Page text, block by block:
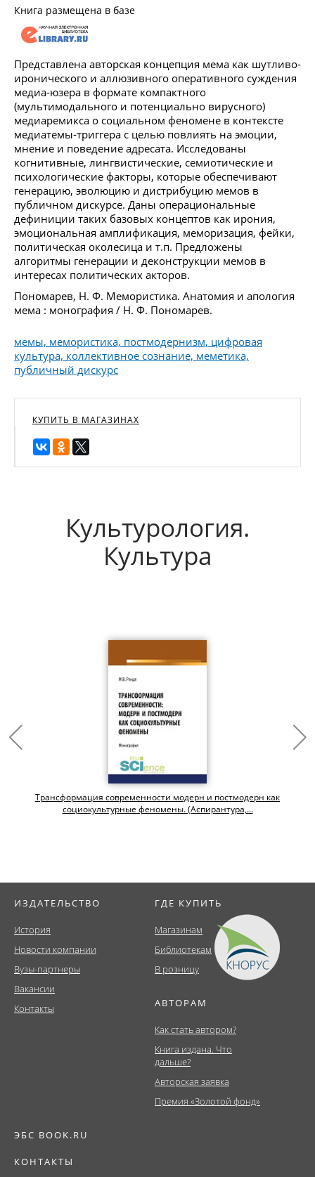
Книга размещена в базе
Представлена авторская концепция мема как шутливо-
иронического и аллюзивного оперативного суждения
медиа-юзера в формате компактного
(мультимодального и потенциально вирусного)
медиаремикса о социальном феномене в контексте
медиатемы-триггера с целью повлиять на эмоции,
мнение и поведение адресата. Исследованы
когнитивные, лингвистические, семиотические и
психологические факторы, которые обеспечивают
генерацию, эволюцию и дистрибуцию мемов в
публичном дискурсе. Даны операциональные
дефиниции таких базовых концептов как ирония,
эмоциональная амплификация, меморизация, фейки,
политическая околесица и т.п. Предложены
алгоритмы генерации и деконструкции мемов в
интересах политических акторов.
Пономарев, Н. Ф. Мемористика. Анатомия и апология
мема : монография / Н. Ф. Пономарев.
мемы, мемористика, постмодернизм, цифровая
культура, коллективное сознание, меметика,
публичный дискурс
КУПИТЬ В МАГАЗИНАХ
Культурология.
Культура
Трансформация современности модерн и постмодерн как
социокультурные феномены. (Аспирантура,...
ИЗДАТЕЛЬСТВО
История
Новости компании
Вузы-партнеры
Вакансии
Контакты
ГДЕ КУПИТЬ
Магазинам
Библиотекам
В розницу
АВТОРАМ
Как стать автором?
Книга издана. Что
дальше?
Авторская заявка
Премия «Золотой фонд»
ЭБС BOOK.RU
КОНТАКТЫ